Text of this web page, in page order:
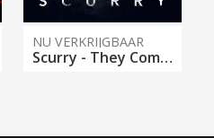
NU VERKRIJGBAAR
Scurry - They Come From Below